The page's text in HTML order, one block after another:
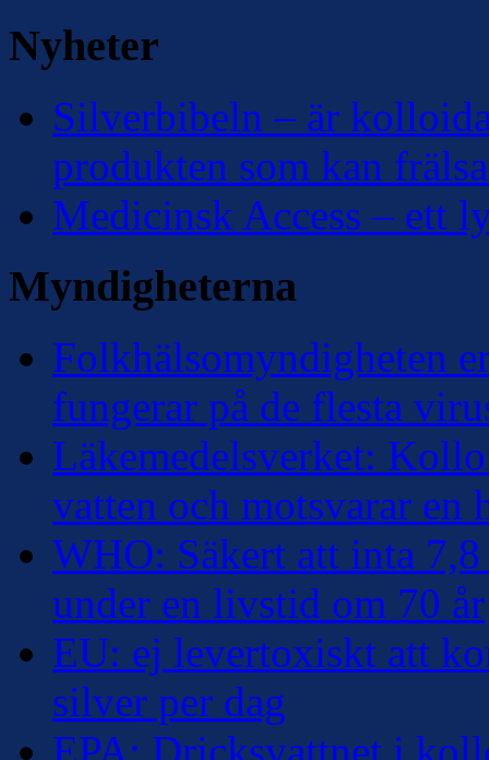
Nyheter
Silverbibeln – är
produkten som kan
Medicinsk Access – ett
Myndigheterna
Folkhälsomyndigheten
fungerar på de flesta
Läkemedelsverket:
vatten och motsvarar en
WHO: Säkert att inta
under en livstid om 70 år
EU: ej levertoxiskt att
silver per dag
EPA: Dricksvattnet i